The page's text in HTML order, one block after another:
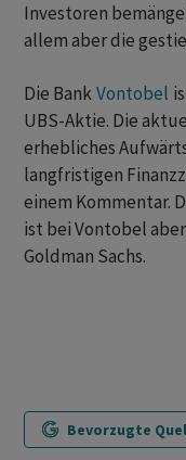
Investoren
allem aber die
Die BankVontobel
UBS-Aktie. Die
erhebliches
langfristigen
einem Kommentar.
ist bei Vontobel
Goldman Sachs.
Bevorzugte